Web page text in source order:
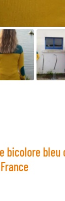
bicolore bleu